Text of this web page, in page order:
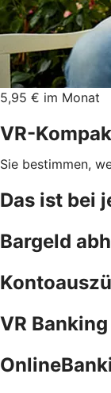
5,95 € im Monat
VR-
Sie bestimmen,
Das ist bei
Bargeld
VR